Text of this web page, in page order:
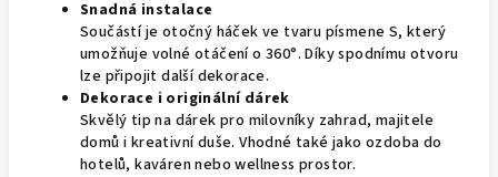
Snadná instalace
Součástí je otočný háček ve tvaru písmene S, který
umožňuje volné otáčení o 360°. Díky spodnímu otvoru
lze připojit další dekorace.
Dekorace i originální dárek
Skvělý tip na dárek pro milovníky zahrad, majitele
domů i kreativní duše. Vhodné také jako ozdoba do
hotelů, kaváren nebo wellness prostor.